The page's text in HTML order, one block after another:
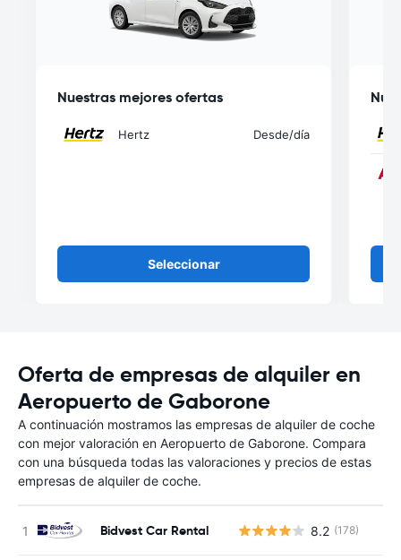
Nuestras mejores ofertas
Hertz Desde/día
Seleccionar
Oferta de empresas de alquiler en
Aeropuerto de Gaborone
A continuación mostramos las empresas de alquiler de coche
con mejor valoración en Aeropuerto de Gaborone. Compara
con una búsqueda todas las valoraciones y precios de estas
empresas de alquiler de coche.
Bidvest Car Rental 8.2 (178)